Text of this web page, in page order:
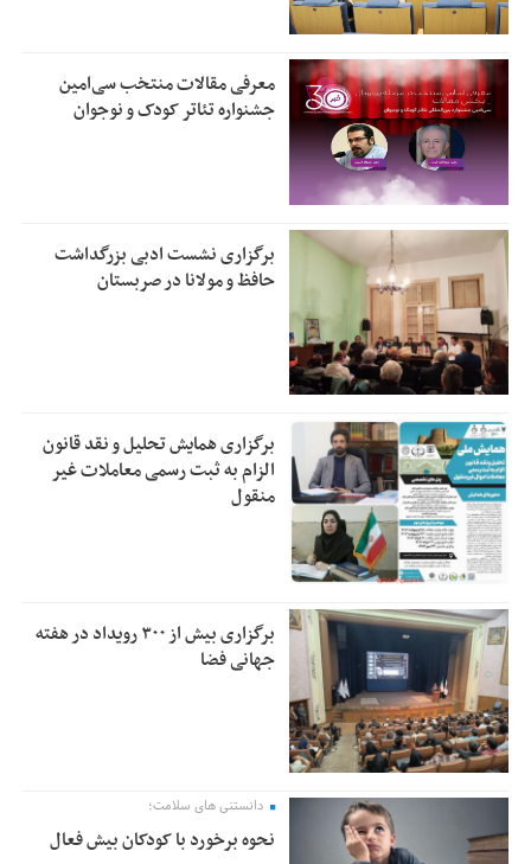
معرفی مقالات منتخب سی‌امین
جشنواره تئاتر کودک و نوجوان
برگزاری نشست ادبی بزرگداشت
حافظ و مولانا در صربستان
برگزاری همایش تحلیل و نقد قانون
الزام به ثبت رسمی معاملات غیر
منقول
برگزاری بیش از ۳۰۰ رویداد در هفته
جهانی فضا
دانستنی های سلامت؛
نحوه برخورد با کودکان بیش فعال